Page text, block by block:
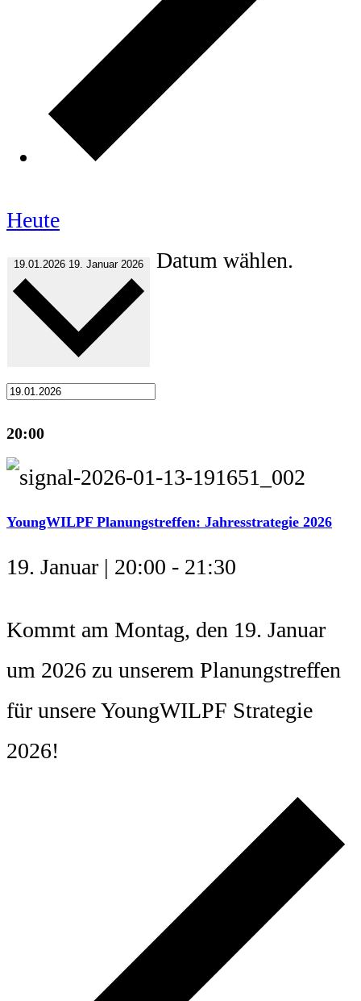
Heute
19.01.2026 19. Januar 2026 Datum wählen.
20:00
YoungWILPF Planungstreffen: Jahresstrategie 2026
19. Januar | 20:00 - 21:30
Kommt am Montag, den 19. Januar
um 2026 zu unserem Planungstreffen
für unsere YoungWILPF Strategie
2026!